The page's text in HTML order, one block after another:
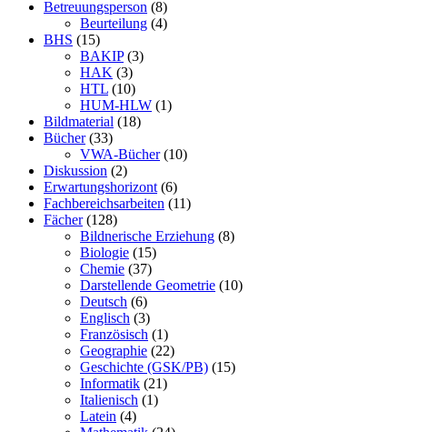
Betreuungsperson (8)
Beurteilung (4)
BHS (15)
BAKIP(3)
HAK (3)
HTL (10)
HUM-HLW (1)
Bildmaterial (18)
Bücher(33)
VWA-Bücher(10)
Diskussion (2)
Erwartungshorizont (6)
Fachbereichsarbeiten (11)
Fächer(128)
Bildnerische Erziehung (8)
Biologie (15)
Chemie (37)
Darstellende Geometrie (10)
Deutsch (6)
Englisch (3)
Französisch (1)
Geographie (22)
Geschichte (GSK/PB) (15)
Informatik (21)
Italienisch (1)
Latein (4)